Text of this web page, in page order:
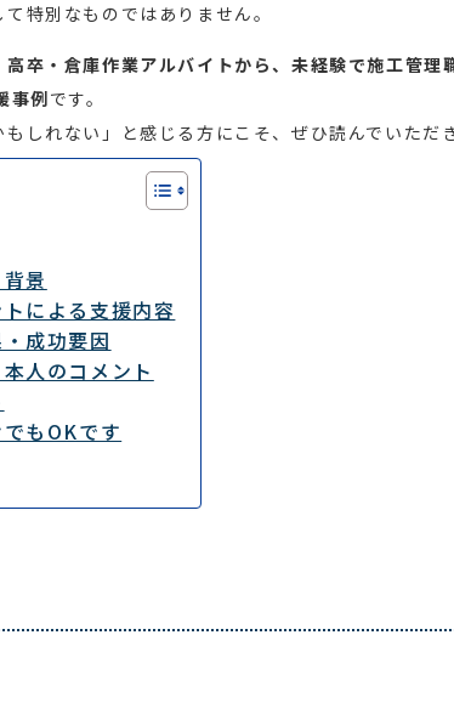
特別なものではありません。
高卒・倉庫作業アルバイトから、未経験で施工管理
事例です。
もしれない」と感じる方にこそ、ぜひ読んでいただ
景
による支援内容
成功要因
人のコメント
もOKです